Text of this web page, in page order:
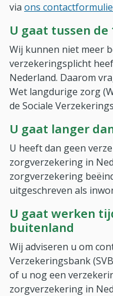
via ons
U gaat tussen de
Wij kunnen niet meer
verzekeringsplicht
Nederland. Daarom
Wet langdurige zorg
de Sociale
U gaat langer
U heeft dan geen
zorgverzekering in
zorgverzekering
uitgeschreven als
U gaat werken
buitenland
Wij adviseren u om
Verzekeringsbank
of u nog een
zorgverzekering in